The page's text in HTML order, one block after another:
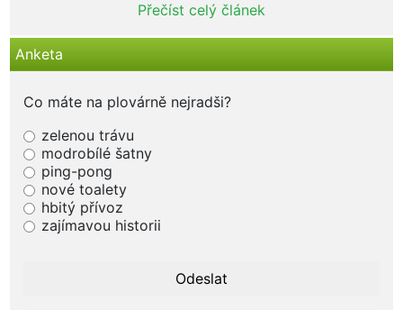
Přečíst celý článek
Anketa
Co máte na plovárně nejradši?
zelenou trávu
modrobílé šatny
ping-pong
nové toalety
hbitý přívoz
zajímavou historii